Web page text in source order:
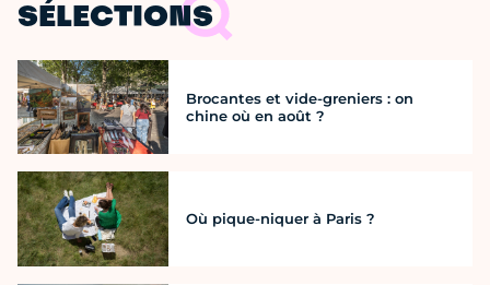
SÉLECTIONS
Brocantes et vide-greniers : on
chine où en août ?
Où pique-niquer à Paris ?